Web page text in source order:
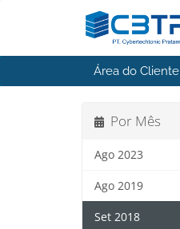
Área do Cliente
Por Mês
Ago 2023
Ago 2019
Set 2018